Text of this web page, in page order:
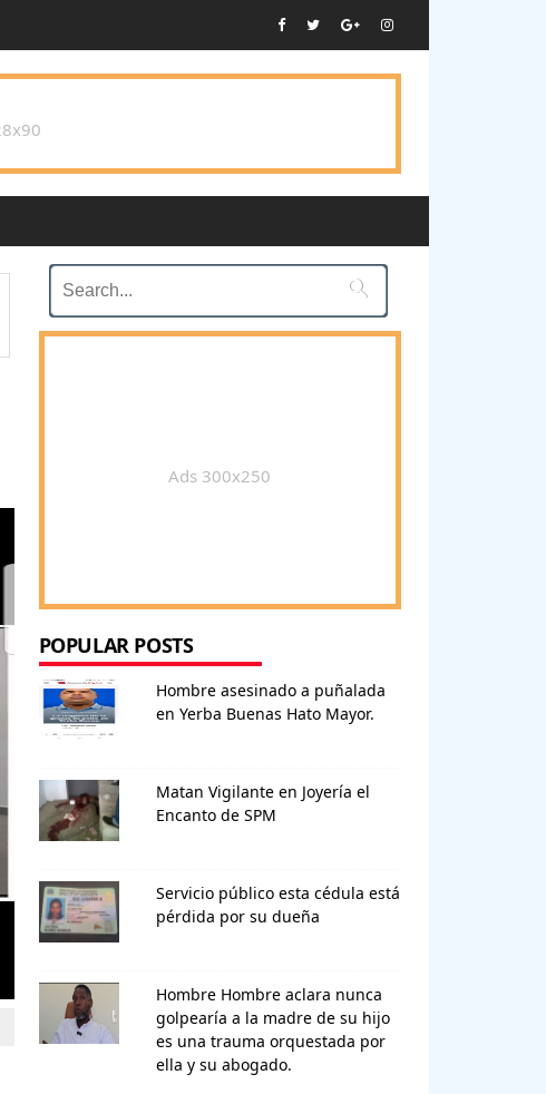

Ads 300x250
POPULAR POSTS
Hombre asesinado a puñalada
en Yerba Buenas Hato Mayor.
Matan Vigilante en Joyería el
Encanto de SPM
Servicio público esta cédula está
pérdida por su dueña
Hombre Hombre aclara nunca
golpearía a la madre de su hijo
es una trauma orquestada por
ella y su abogado.